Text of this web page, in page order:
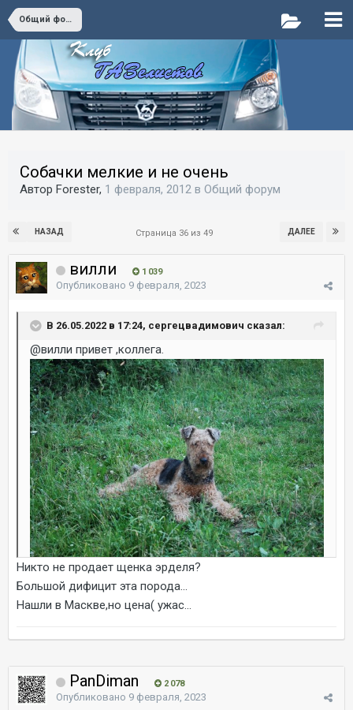
Общий форум
Собачки мелкие и не очень
Автор Forester, 1 февраля, 2012 в Общий форум
НАЗАД ДАЛЕЕ
Страница 36 из 49
вилли 1 039
Опубликовано 9 февраля, 2023
В 26.05.2022 в 17:24, сергецвадимович сказал:
@вилли привет ,коллега.
Никто не продает щенка эрделя?
Большой дифицит эта порода...
Нашли в Маскве,но цена( ужас...
PanDiman 2 078
Опубликовано 9 февраля, 2023